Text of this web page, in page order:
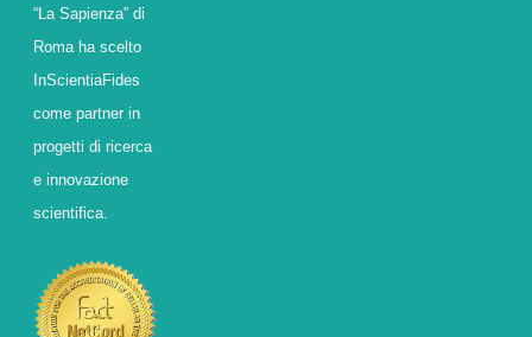
“La Sapienza” di
Roma ha scelto
InScientiaFides
come partner in
progetti di ricerca
e innovazione
scientifica.